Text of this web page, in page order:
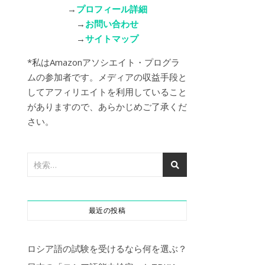
→ プロフィール詳細
→ お問い合わせ
→サイトマップ
*私はAmazonアソシエイト・プログラ
ムの参加者です。メディアの収益手段と
してアフィリエイトを利用していること
がありますので、あらかじめご了承くだ
さい。
最近の投稿
ロシア語の試験を受けるなら何を選ぶ？